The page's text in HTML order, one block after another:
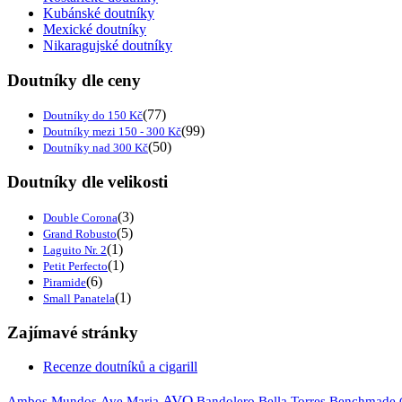
Kubánské doutníky
Mexické doutníky
Nikaragujské doutníky
Doutníky dle ceny
Doutníky do 150 Kč(77)
Doutníky mezi 150 - 300 Kč(99)
Doutníky nad 300 Kč(50)
Doutníky dle velikosti
Double Corona(3)
Grand Robusto(5)
Laguito Nr. 2(1)
Petit Perfecto(1)
Piramide(6)
Small Panatela(1)
Zajímavé stránky
Recenze doutníků a cigarill